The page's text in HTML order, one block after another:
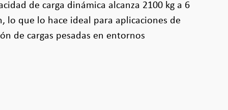
de carga dinámica alcanza 2100 kg a 6
lo que lo hace ideal para aplicaciones de
de cargas pesadas en entornos